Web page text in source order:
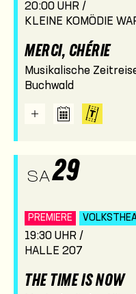
20:00 UHR /
KLEINE KOMÖDIE
MERCI, CHÉRIE
Musikalische
Buchwald
SA29
PREMIERE
19:30 UHR /
HALLE 207
THE TIME IS NOW